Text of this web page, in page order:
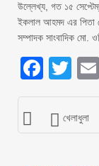
উল্লেখ্য, গত ১৫
ইকলাল আহমদ এর পিতা
সম্পাদক সাংবাদিক মো.
খেলাধুলা